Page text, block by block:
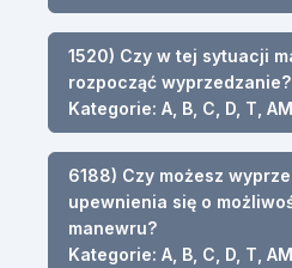
1520) Czy w tej sytuacji
rozpocząć wyprzedzanie?
Kategorie: A, B, C, D, T,
6188) Czy możesz
upewnienia się o
manewru?
Kategorie: A, B, C, D, T,